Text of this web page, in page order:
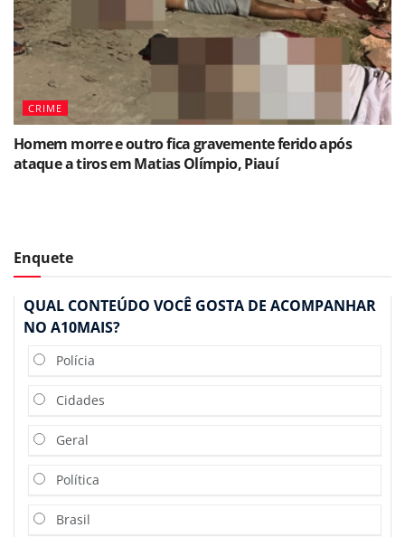
CRIME
Homem morre e outro fica gravemente ferido após
ataque a tiros em Matias Olímpio, Piauí
Enquete
QUAL CONTEÚDO VOCÊ GOSTA DE ACOMPANHAR
NO A10MAIS?
Polícia
Cidades
Geral
Política
Brasil